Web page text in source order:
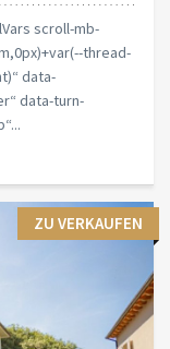
scroll-mb-
thread-
data-
data-turn-
ZU VERKAUFEN